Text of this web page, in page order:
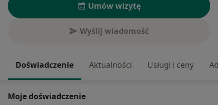
Umów wizytę
Wyślij wiadomość
Doświadczenie Aktualności Usługi i ceny
Moje doświadczenie